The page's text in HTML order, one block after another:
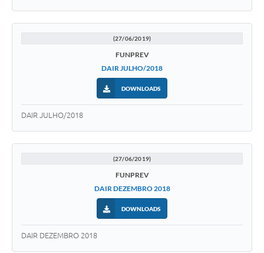
(27/06/2019)
FUNPREV
DAIR JULHO/2018
DOWNLOADS
DAIR JULHO/2018
(27/06/2019)
FUNPREV
DAIR DEZEMBRO 2018
DOWNLOADS
DAIR DEZEMBRO 2018